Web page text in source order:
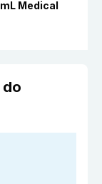
Medical